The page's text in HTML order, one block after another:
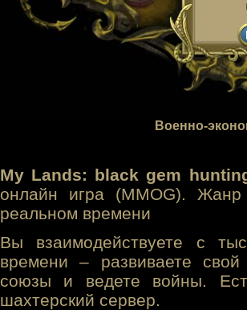
Военно-
My Lands: black gem
онлайн игра (MMOG). Жанр
реальном времени
Вы взаимодействуете с
времени – развиваете свой
союзы и ведете войны.
шахтерский сервер.